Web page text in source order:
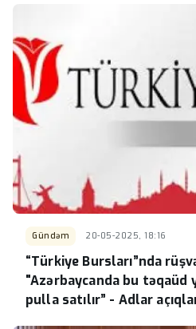
Gündəm 20-05-2025, 18:16
“Türkiye Bursları”nda
"Azərbaycanda bu
pulla satılır” - Adlar